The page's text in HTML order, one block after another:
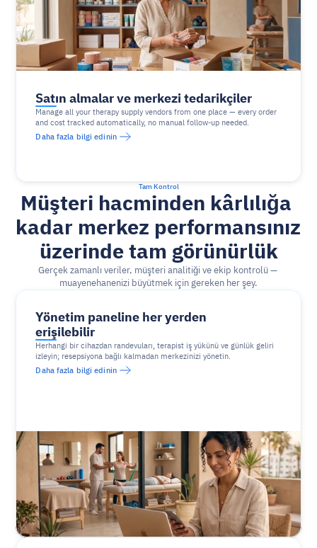
Satın almalar ve merkezi tedarikçiler
Manage all your therapy supply vendors from one place — every order
and cost tracked automatically, no manual follow-up needed.
Daha fazla bilgi edinin
Tam Kontrol
Müşteri hacminden kârlılığa
kadar merkez performansınız
üzerinde tam görünürlük
Gerçek zamanlı veriler, müşteri analitiği ve ekip kontrolü —
muayenehanenizi büyütmek için gereken her şey.
Yönetim paneline her yerden
erişilebilir
Herhangi bir cihazdan randevuları, terapist iş yükünü ve günlük geliri
izleyin; resepsiyona bağlı kalmadan merkezinizi yönetin.
Daha fazla bilgi edinin